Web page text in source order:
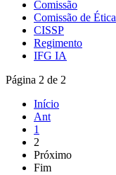
Comissão
Comissão de Ética
CISSP
Regimento
IFG IA
Página 2 de 2
Início
Ant
1
2
Próximo
Fim